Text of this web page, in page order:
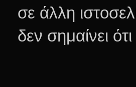
σε άλλη
δεν σημαίνει